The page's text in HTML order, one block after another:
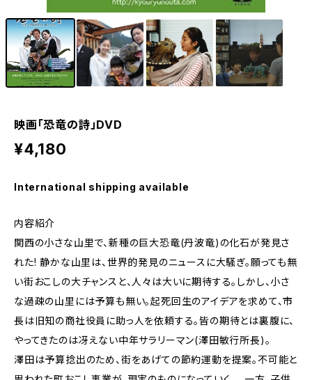
映画「恐竜の詩」DVD
¥4,180
International shipping available
内容紹介
関西の小さな山里で、新種の巨大恐竜(丹波竜)の化石が発見さ
れた! 静かな山里は、世界的発見のニュースに大騒ぎ。願っても無
い街おこしの大チャンスと、人々は大いに期待する。しかし、小さ
な過疎の山里には予算も無い。起死回生のアイデアを求めて、市
長は旧知の商社役員に助っ人を依頼する。皆の期待とは裏腹に、
やってきたのは冴えない中年サラリーマン(澤田敏行所長)。
澤田は予算捻出のため、街をあげての節約運動を提案。不可能と